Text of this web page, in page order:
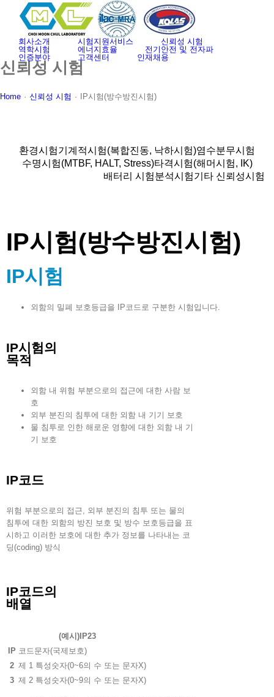
회사소개
시험지원서비스
신뢰성 시험
역학시험
에너지효율
전기안전 및 전자파
인증분야
고객센터 인재채용
신뢰성 시험
Home · 신뢰성 시험 · IP시험(방수방진시험)
환경시험기계적시험(복합진동, 낙하시험)염수분무시험
수명시험(MTBF, HALT, Stress)타격시험(해머시험, IK)
배터리 시험분석시험기타 신뢰성시험
IP시험(방수방진시험)
IP시험
외함의 밀폐 보호등급을 IP코드로 구분한 시험입니다.
IP시험의
목적
외함 내 위험 부분으로의 접근에 대한 사람 보
호
외부 분진의 침투에 대한 외함 내 기기 보호
물 침투로 인한 해로운 영향에 대한 외함 내 기
기 보호
IP코드
위험 부분으로의 접근, 외부 분진의 침투 또는 물의
침투에 대한 외함의 방진 보호 및 방수 보호등급을 표
시하고 이러한 보호에 대한 추가 정보를 나타내는 코
딩(coding) 방식
IP코드의
배열
(예시)IP23
IP 코드문자(국제보호)
2 제 1 특성숫자(0~6의 수 또는 문자X)
3 제 2 특성숫자(0~9의 수 또는 문자X)